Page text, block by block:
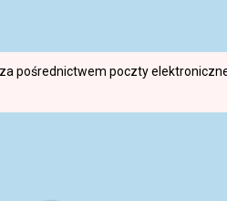
pośrednictwem poczty